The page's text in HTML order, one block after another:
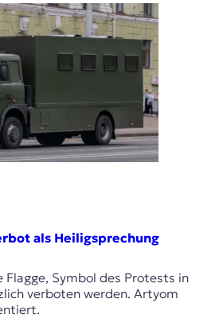
als Heiligsprechung
Symbol des Protests in
verboten werden. Artyom